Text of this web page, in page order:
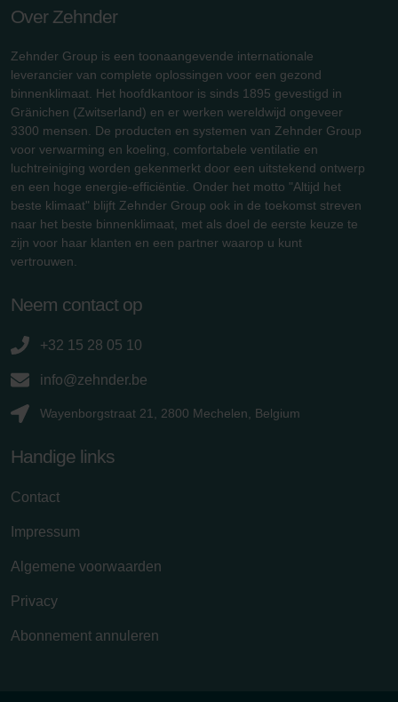
Over Zehnder
Zehnder Group is een toonaangevende internationale
leverancier van complete oplossingen voor een gezond
binnenklimaat. Het hoofdkantoor is sinds 1895 gevestigd in
Gränichen (Zwitserland) en er werken wereldwijd ongeveer
3300 mensen. De producten en systemen van Zehnder Group
voor verwarming en koeling, comfortabele ventilatie en
luchtreiniging worden gekenmerkt door een uitstekend ontwerp
en een hoge energie-efficiëntie. Onder het motto "Altijd het
beste klimaat" blijft Zehnder Group ook in de toekomst streven
naar het beste binnenklimaat, met als doel de eerste keuze te
zijn voor haar klanten en een partner waarop u kunt
vertrouwen.
Neem contact op
+32 15 28 05 10
info@zehnder.be
Wayenborgstraat 21, 2800 Mechelen, Belgium
Handige links
Contact
Impressum
Algemene voorwaarden
Privacy
Abonnement annuleren